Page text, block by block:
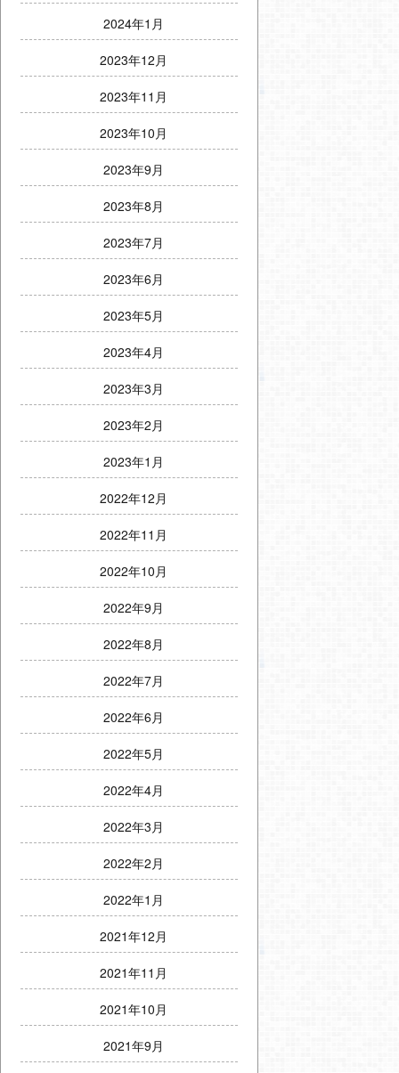
2024年1月
2023年12月
2023年11月
2023年10月
2023年9月
2023年8月
2023年7月
2023年6月
2023年5月
2023年4月
2023年3月
2023年2月
2023年1月
2022年12月
2022年11月
2022年10月
2022年9月
2022年8月
2022年7月
2022年6月
2022年5月
2022年4月
2022年3月
2022年2月
2022年1月
2021年12月
2021年11月
2021年10月
2021年9月